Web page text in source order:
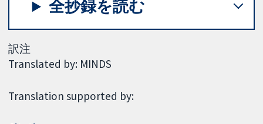
全抄録を読む
訳注
Translated by: MINDS
Translation supported by: